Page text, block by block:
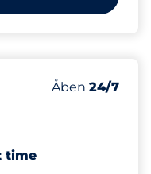
Antal
Antal pladser
50
Fredag
Åben 24/7
time